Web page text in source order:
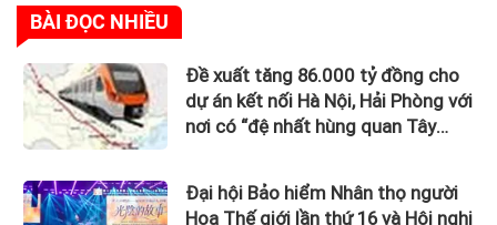
BÀI ĐỌC NHIỀU
Đề xuất tăng 86.000 tỷ đồng cho
dự án kết nối Hà Nội, Hải Phòng với
nơi có “đệ nhất hùng quan Tây
Đại hội Bảo hiểm Nhân thọ người
Hoa Thế giới lần thứ 16 và Hội nghị